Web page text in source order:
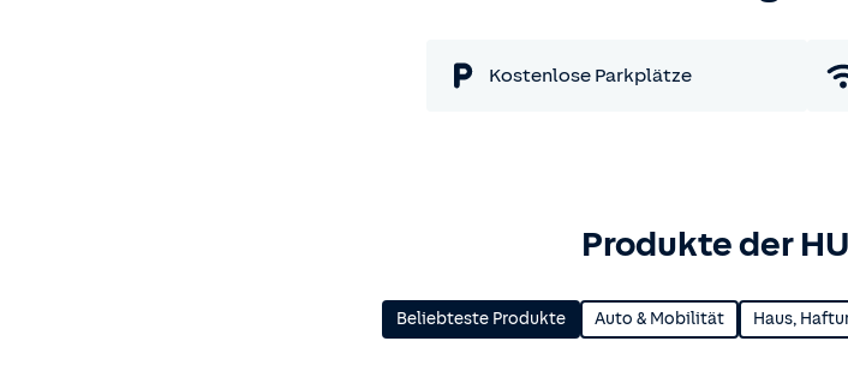
Kostenlose Parkplätze
Produkte der
Beliebteste Produkte Auto & Mobilität Haus,